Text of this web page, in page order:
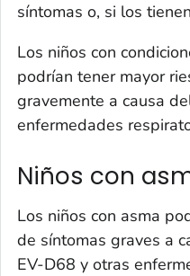
síntomas o, si los
Los niños con
podrían tener mayor
gravemente a causa
enfermedades
Niños con
Los niños con asma
de síntomas graves a
EV-D68 y otras